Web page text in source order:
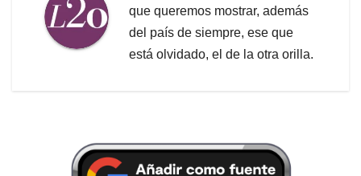
que queremos mostrar, además
del país de siempre, ese que
está olvidado, el de la otra orilla.